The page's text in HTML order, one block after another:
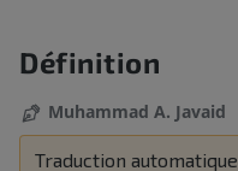
Définition
Muhammad A. Javaid
Traduction automatique